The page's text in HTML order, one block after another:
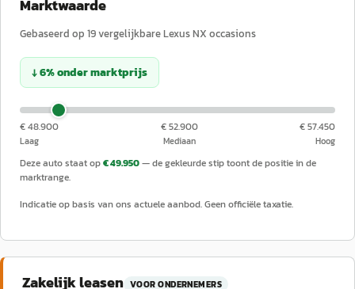
Marktwaarde
Gebaseerd op 19vergelijkbareLexusNX occasions
↓6%ondermarktprijs
€ 48.900
Laag
€ 52.900
Mediaan
€ 57.450
Hoog
Deze auto staat op€ 49.950— de gekleurde stip toont de positie in de
marktrange.
Indicatie op basis van ons actuele aanbod. Geen officiële taxatie.
Zakelijk leasen VOOR ONDERNEMERS